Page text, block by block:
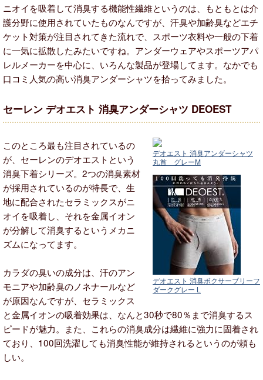
ニオイを吸着して消臭する機能性繊維というのは、もともとは介
護分野に使用されていたものなんですが、汗臭や加齢臭などエチ
ケット対策が注目されてきた流れで、スポーツ衣料や一般の下着
に一気に拡散したみたいですね。アンダーウェアやスポーツアパ
レルメーカーを中心に、いろんな製品が登場してます。なかでも
口コミ人気の高い消臭アンダーシャツを拾ってみました。
セーレン デオエスト 消臭アンダーシャツ DEOEST
デオエスト 消臭アンダーシャツ
丸首 グレーM
デオエスト 消臭ボクサーブリーフ
ダークグレー L
このところ最も注目されているの
が、セーレンのデオエストという
消臭下着シリーズ。2つの消臭素材
が採用されているのが特長で、生
地に配合されたセラミックスがニ
オイを吸着し、それを金属イオン
が分解して消臭するというメカニ
ズムになってます。
カラダの臭いの成分は、汗のアン
モニアや加齢臭のノネナールなど
が原因なんですが、セラミックス
と金属イオンの吸着効果は、なんと30秒で80％まで消臭するス
ピードが魅力。また、これらの消臭成分は繊維に強力に固着され
ており、100回洗濯しても消臭性能が維持されるというのが頼も
しい。